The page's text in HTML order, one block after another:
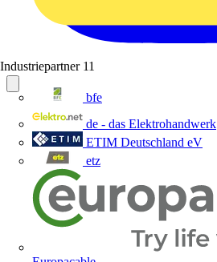
Industriepartner 11
bfe
de - das Elektrohandwerk
ETIM Deutschland eV
etz